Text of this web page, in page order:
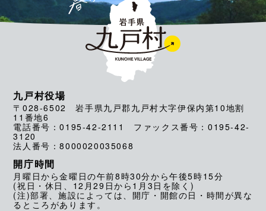
九戸村役場
〒028-6502 岩手県九戸郡九戸村大字伊保内第10地割
11番地6
電話番号：0195-42-2111 ファックス番号：0195-42-
3120
法人番号：8000020035068
開庁時間
月曜日から金曜日の午前8時30分から午後5時15分
(祝日・休日、12月29日から1月3日を除く)
(注)部署、施設によっては、開庁・開館の日・時間が異な
るところがあります。